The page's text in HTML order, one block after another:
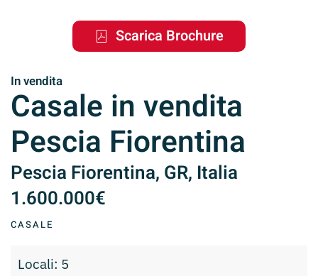
Scarica Brochure
In vendita
Casale in vendita
Pescia Fiorentina
Pescia Fiorentina, GR, Italia
1.600.000€
CASALE
Locali: 5